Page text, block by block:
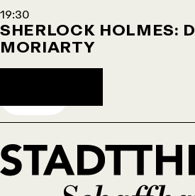
©Tanja Dorendorf
19:30
SHERLOCK HOLMES:
MORIARTY